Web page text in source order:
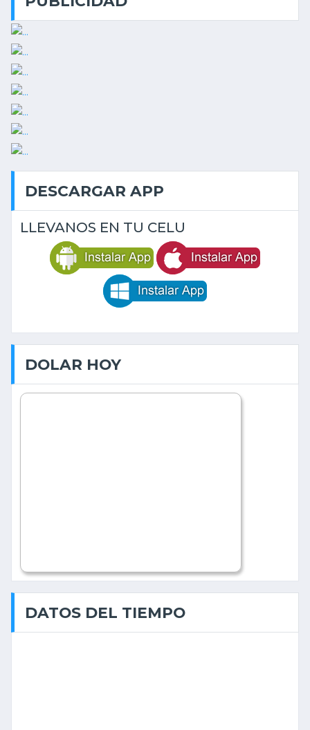
DESCARGAR APP
LLEVANOS EN TU CELU
DOLAR HOY
DATOS DEL TIEMPO